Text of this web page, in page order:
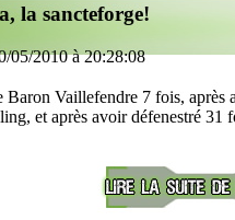
la sancteforge!
05/2010 à 20:28:08
Baron Vaillefendre 7 fois,
et après avoir défenestré 31